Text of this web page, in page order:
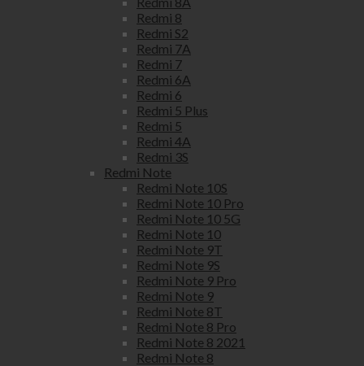
Redmi 8
Redmi S2
Redmi 7A
Redmi 7
Redmi 6A
Redmi 6
Redmi 5 Plus
Redmi 5
Redmi 4A
Redmi 3S
Redmi Note
Redmi Note 10S
Redmi Note 10 Pro
Redmi Note 10 5G
Redmi Note 10
Redmi Note 9T
Redmi Note 9S
Redmi Note 9 Pro
Redmi Note 9
Redmi Note 8T
Redmi Note 8 Pro
Redmi Note 8 2021
Redmi Note 8